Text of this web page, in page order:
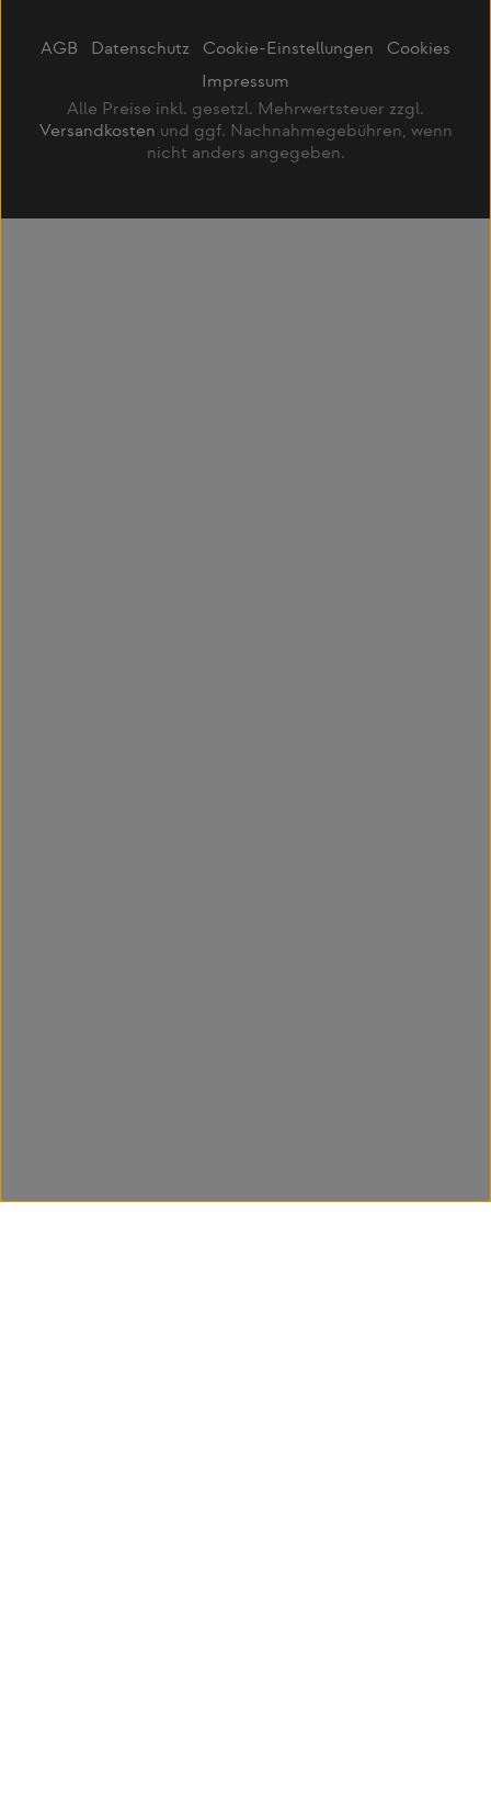
AGB Datenschutz Cookie-Einstellungen
Cookies
Impressum
Alle Preise inkl. gesetzl. Mehrwertsteuer zzgl.
Versandkosten und ggf. Nachnahmegebühren, wenn
nicht anders angegeben.